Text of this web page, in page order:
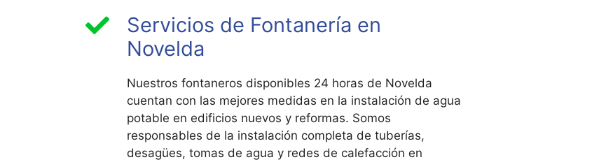
Servicios de Fontanería en
Novelda
Nuestros fontaneros disponibles 24 horas de Novelda
cuentan con las mejores medidas en la instalación de agua
potable en edificios nuevos y reformas. Somos
responsables de la instalación completa de tuberías,
desagües, tomas de agua y redes de calefacción en